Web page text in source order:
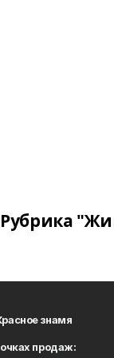
Рубрика
знамя
продаж: